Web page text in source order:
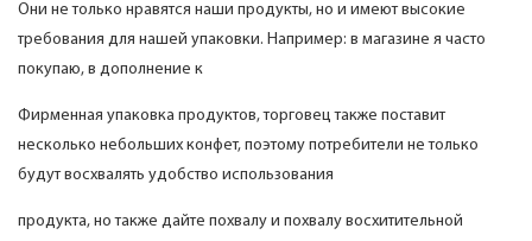
Они не только нравятся наши продукты, но и имеют высокие
требования для нашей упаковки. Например: в магазине я часто
покупаю, в дополнение к
Фирменная упаковка продуктов, торговец также поставит
несколько небольших конфет, поэтому потребители не только
будут восхвалять удобство использования
продукта, но также дайте похвалу и похвалу восхитительной